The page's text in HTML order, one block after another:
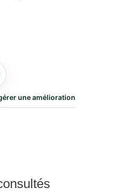
une amélioration